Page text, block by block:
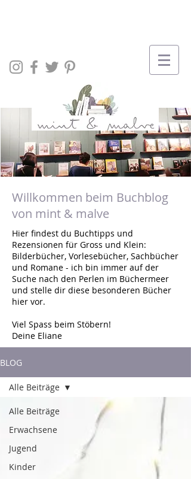
Willkommen beim Buchblog
von mint & malve
Hier findest du Buchtipps und
Rezensionen für Gross und Klein:
Bilderbücher, Vorlesebücher, Sachbücher
und Romane - ich bin immer auf der
Suche nach den Perlen im Büchermeer
und stelle dir diese besonderen Bücher
hier vor.
Viel Spass beim Stöbern!
Deine Eliane
BLOG
Alle Beiträge
Erwachsene
Jugend
Kinder
Alle Beiträge